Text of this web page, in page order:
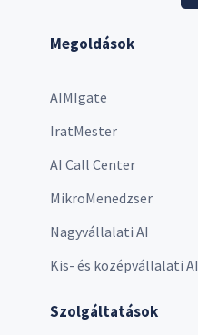
Megoldások
AIMIgate
IratMester
AI Call Center
MikroMenedzser
Nagyvállalati AI
Kis- és középvállalati AI
Szolgáltatások